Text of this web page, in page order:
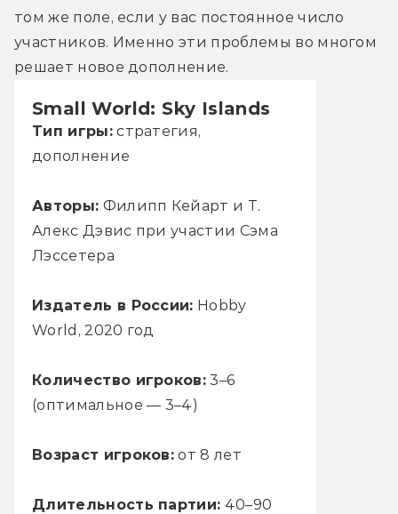
том же поле, если у вас постоянное число
участников. Именно эти проблемы во многом
решает новое дополнение.
Small World: Sky Islands
Тип игры:стратегия,
дополнение
Авторы: Филипп Кейарт и Т.
Алекс Дэвис при участии Сэма
Лэссетера
Издатель в России: Hobby
World, 2020 год
Количество игроков: 3–6
(оптимальное — 3–4)
Возраст игроков: от 8 лет
Длительность партии: 40–90